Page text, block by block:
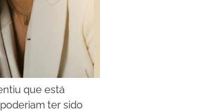
que está
ter sido